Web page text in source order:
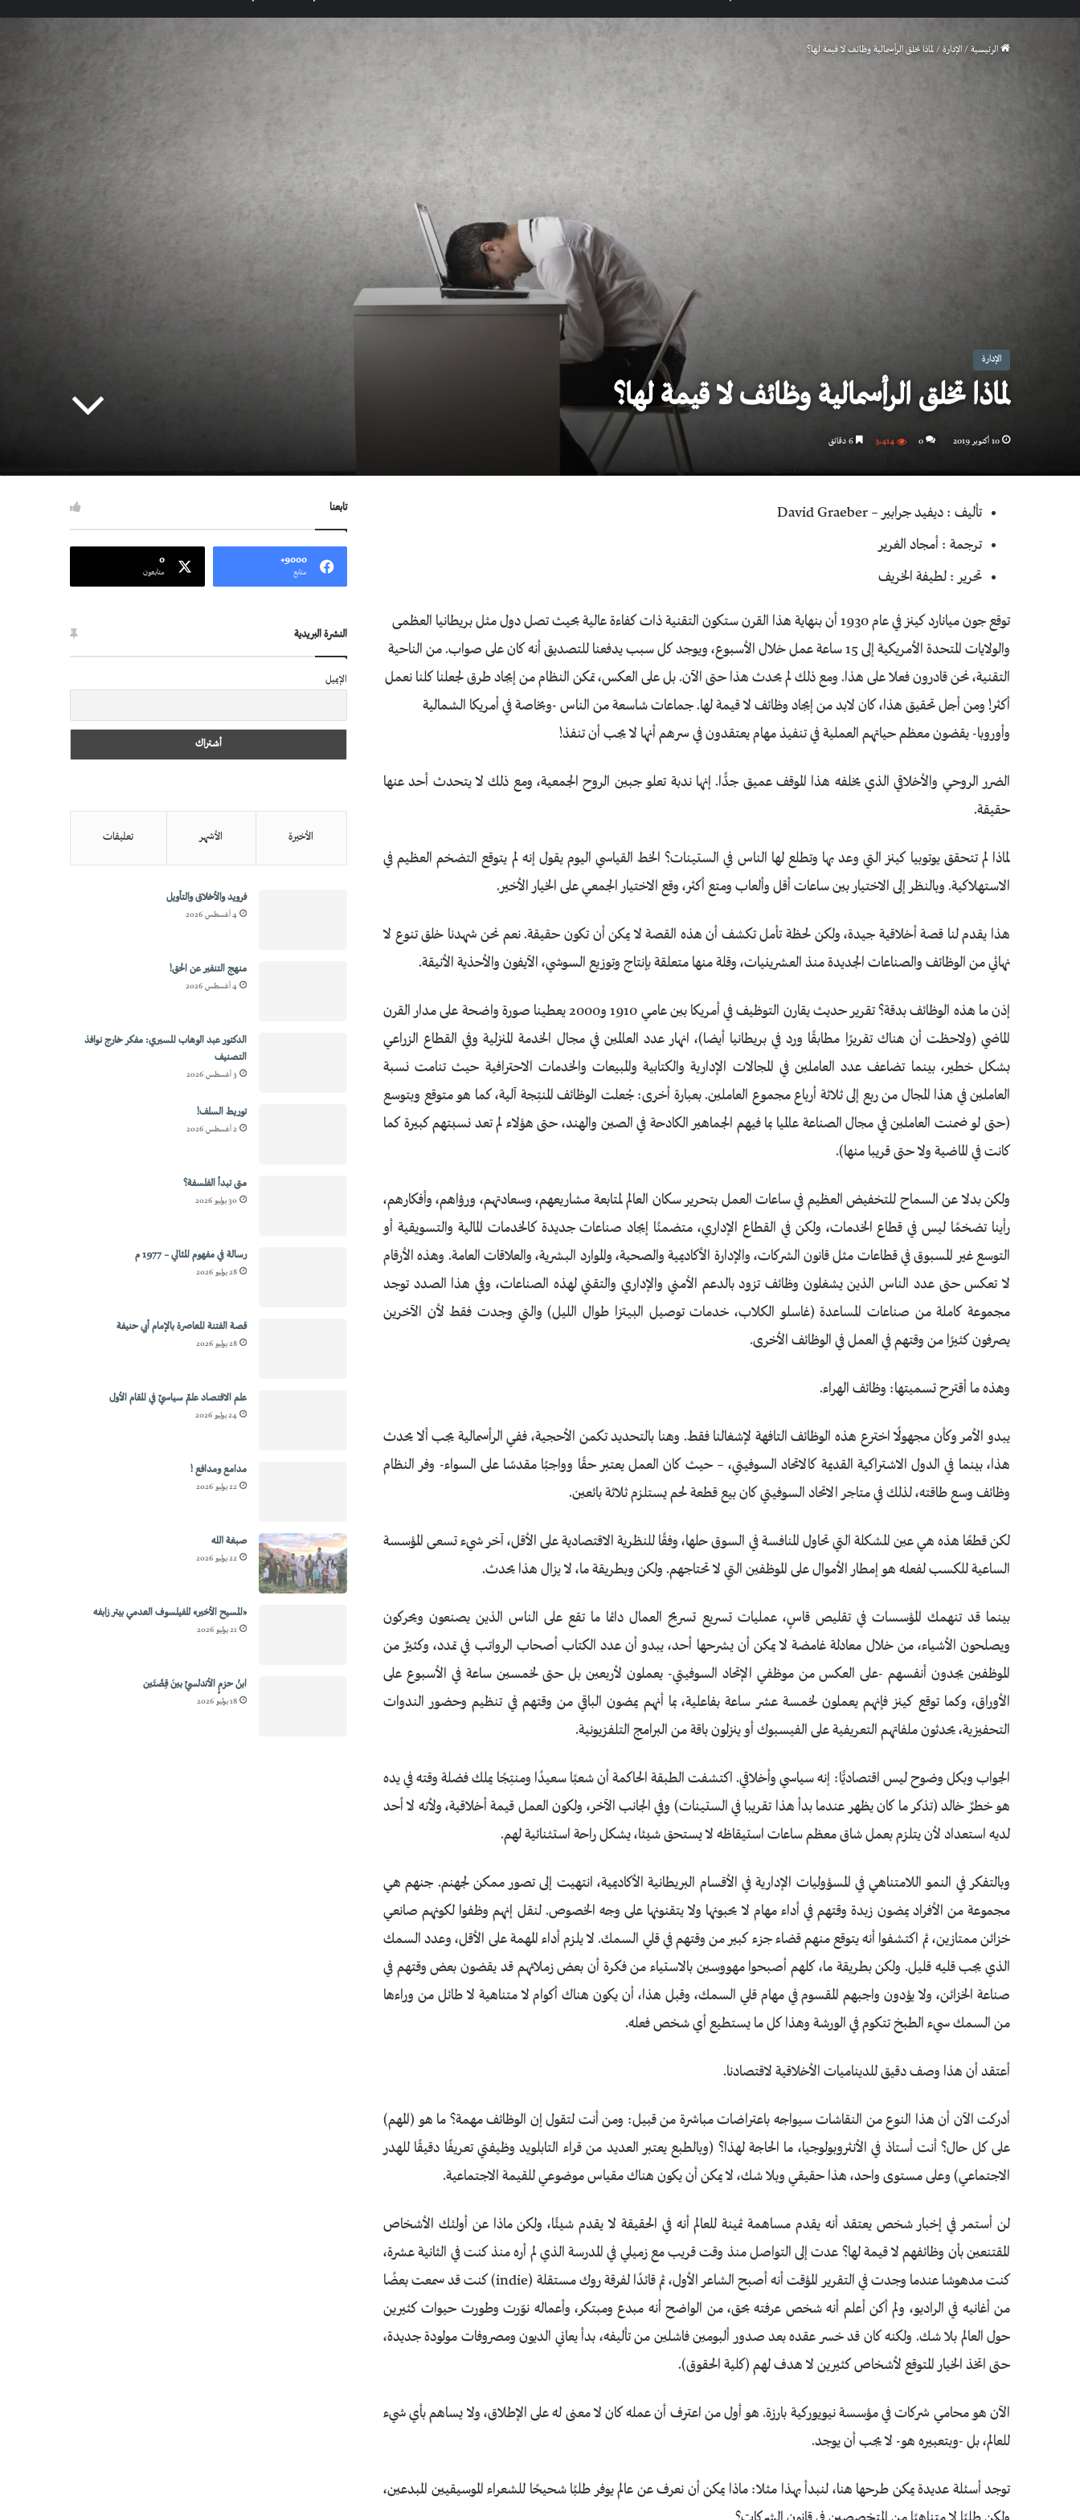
الرئيسية / الإدارة / لماذا تخلق الرأسمالية وظائف لا قيمة لها؟
الإدارة
لماذا تخلق الرأسمالية وظائف لا قيمة لها؟
10 أكتوبر 2019 0 3٬414
تأليف : ديفيد جرابير – David Graeber
ترجمة : أمجاد الغرير
تحرير : لطيفة الخريف
توقع جون ميانارد كينز في عام 1930 أن بنهاية هذا القرن ستكون التقنية ذات كفاءة عالية بحيث تصل دول مثل بريطانيا العظمى
والولايات المتحدة الأمريكية إلى 15 ساعة عمل خلال الأسبوع، ويوجد كل سبب يدفعنا للتصديق أنه كان على صواب. من الناحية
التقنية، نحن قادرون فعلا على هذا. ومع ذلك لم يحدث هذا حتى الآن. بل على العكس، تمكن النظام من إيجاد طرق لجعلنا كلنا نعمل
أكثر! ومن أجل تحقيق هذا، كان لابد من إيجاد وظائف لا قيمة لها. جماعات شاسعة من الناس -وبخاصة في أمريكا الشمالية
وأوروبا- يقضون معظم حياتهم العملية في تنفيذ مهام يعتقدون في سرهم أنها لا يجب أن تنفذ!
الضرر الروحي والأخلاقي الذي يخلفه هذا الموقف عميق جدًّا. إنها ندبة تعلو جبين الروح الجمعية، ومع ذلك لا يتحدث أحد عنها
حقيقة.
لماذا لم تتحقق يوتوبيا كينز التي وعد بها وتطلع لها الناس في الستينات؟ الخط القياسي اليوم يقول إنه لم يتوقع التضخم العظيم في
الاستهلاكية. وبالنظر إلى الاختيار بين ساعات أقل وألعاب ومتع أكثر، وقع الاختيار الجمعي على الخيار الأخير.
هذا يقدم لنا قصة أخلاقية جيدة، ولكن لحظة تأمل تكشف أن هذه القصة لا يمكن أن تكون حقيقة. نعم نحن شهدنا خلق تنوع لا
نهائي من الوظائف والصناعات الجديدة منذ العشرينيات، وقلة منها متعلقة بإنتاج وتوزيع السوشي، الآيفون والأحذية الأنيقة.
إذن ما هذه الوظائف بدقة؟ تقرير حديث يقارن التوظيف في أمريكا بين عامي 1910 و2000 يعطينا صورة واضحة على مدار القرن
الماضي (ولاحظت أن هناك تقريرًا مطابقًا ورد في بريطانيا أيضا)، انهار عدد العالمين في مجال الخدمة المنزلية وفي القطاع الزراعي
بشكل خطير، بينما تضاعف عدد العاملين في المجالات الإدارية والكتابية والمبيعات والخدمات الاحترافية حيث تنامت نسبة
العاملين في هذا المجال من ربع إلى ثلاثة أرباع مجموع العاملين. بعبارة أخرى: جُعلت الوظائف المنتِجة آلية، كما هو متوقع وبتوسع
(حتى لو ضمنت العاملين في مجال الصناعة عالميا بما فيهم الجماهير الكادحة في الصين والهند، حتى هؤلاء لم تعد نسبتهم كبيرة كما
كانت في الماضية ولا حتى قريبا منها).
ولكن بدلا عن السماح للتخفيض العظيم في ساعات العمل بتحرير سكان العالم لمتابعة مشاريعهم، وسعادتهم، ورؤاهم، وأفكارهم،
رأينا تضخمًا ليس في قطاع الخدمات، ولكن في القطاع الإداري، متضمنًا إيجاد صناعات جديدة كـالخدمات المالية والتسويقية أو
التوسع غير المسبوق في قطاعات مثل قانون الشركات، والإدارة الأكاديمية والصحية، والموارد البشرية، والعلاقات العامة. وهذه الأرقام
لا تعكس حتى عدد الناس الذين يشغلون وظائف تزود بالدعم الأمني والإداري والتقني لهذه الصناعات، وفي هذا الصدد توجد
مجموعة كاملة من صناعات المساعدة (غاسلو الكلاب، خدمات توصيل البيتزا طوال الليل) والتي وجدت فقط لأن الآخرين
يصرفون كثيرًا من وقتهم في العمل في الوظائف الأخرى.
وهذه ما أقترح تسميتها: وظائف الهراء.
يبدو الأمر وكأن مجهولًا اخترع هذه الوظائف التافهة لإشغالنا فقط. وهنا بالتحديد تكمن الأحجية، ففي الرأسمالية يجب ألا يحدث
هذا، بينما في الدول الاشتراكية القديمة كالاتحاد السوفيتي، – حيث كان العمل يعتبر حقًا وواجبًا مقدسًا على السواء- وفر النظام
وظائف وسع طاقته، لذلك في متاجر الاتحاد السوفيتي كان بيع قطعة لحم يستلزم ثلاثة بائعين.
لكن قطعًا هذه هي عين المشكلة التي تحاول المنافسة في السوق حلها، وفقًا للنظرية الاقتصادية على الأقل، آخر شيء تسعى المؤسسة
الساعية للكسب لفعله هو إمطار الأموال على الموظفين التي لا تحتاجهم. ولكن وبطريقة ما، لا يزال هذا يحدث.
بينما قد تنهمك المؤسسات في تقليص قاسٍ، عمليات تسريع تسريح العمال دائما ما تقع على الناس الذين يصنعون ويحركون
ويصلحون الأشياء، من خلال معادلة غامضة لا يمكن أن يشرحها أحد، يبدو أن عدد الكتاب أصحاب الرواتب في تمدد، وكثيرٌ من
الموظفين يجدون أنفسهم -على العكس من موظفي الإتحاد السوفيتي- يعملون لأربعين بل حتى لخمسين ساعة في الأسبوع على
الأوراق، وكما توقع كينز فإنهم يعملون لخمسة عشر ساعة بفاعلية، بما أنهم يمضون الباقي من وقتهم في تنظيم وحضور الندوات
التحفيزية، يحدثون ملفاتهم التعريفية على الفيسبوك أو ينزلون باقة من البرامج التلفزيونية.
الجواب وبكل وضوح ليس اقتصاديًّا: إنه سياسي وأخلاقي. اكتشفت الطبقة الحاكمة أن شعبًا سعيدًا ومنتِجًا يملك فضلة وقته في يده
هو خطرٌ خالد (تذكر ما كان يظهر عندما بدأ هذا تقريبا في الستينات) وفي الجانب الآخر، ولكون العمل قيمة أخلاقية، ولأنه لا أحد
لديه استعداد لأن يتلزم بعمل شاق معظم ساعات استيقاظه لا يستحق شيئا، يشكل راحة استثنائية لهم.
وبالتفكر في النمو اللامتناهي في المسؤوليات الإدارية في الأقسام البريطانية الأكاديمية، انتهيت إلى تصور ممكن لجهنم. جنهم هي
مجموعة من الأفراد يمضون زبدة وقتهم في أداء مهام لا يحبونها ولا يتقنونها على وجه الخصوص. لنقل إنهم وظفوا لكونهم صانعي
خزائن ممتازين، ثم اكتشفوا أنه يتوقع منهم قضاء جزء كبير من وقتهم في قلي السمك. لا يلزم أداء المهمة على الأقل، وعدد السمك
الذي يجب قليه قليل. ولكن بطريقة ما، كلهم أصبحوا مهووسين بالاستياء من فكرة أن بعض زملائهم قد يقضون بعض وقتهم في
صناعة الخزائن، ولا يؤدون واجبهم المقسوم في مهام قلي السمك، وقبل هذا، أن يكون هناك أكوام لا متناهية لا طائل من وراءها
من السمك سيء الطبخ تتكوم في الورشة وهذا كل ما يستطيع أي شخص فعله.
أعتقد أن هذا وصف دقيق للديناميات الأخلاقية لاقتصادنا.
أدركت الآن أن هذا النوع من النقاشات سيواجه باعتراضات مباشرة من قبيل: ومن أنت لتقول إن الوظائف مهمة؟ ما هو (المهم)
على كل حال؟ أنت أستاذ في الأنثروبولوجيا، ما الحاجة لهذا؟ (وبالطبع يعتبر العديد من قراء التابلويد وظيفتي تعريفًا دقيقًا للهدر
الاجتماعي) وعلى مستوى واحد، هذا حقيقي وبلا شك، لا يمكن أن يكون هناك مقياس موضوعي للقيمة الاجتماعية.
لن أستمر في إخبار شخص يعتقد أنه يقدم مساهمة ثمينة للعالم أنه في الحقيقة لا يقدم شيئًا، ولكن ماذا عن أولئك الأشخاص
المقتنعين بأن وظائفهم لا قيمة لها؟ عدت إلى التواصل منذ وقت قريب مع زميلي في المدرسة الذي لم أره منذ كنت في الثانية عشرة،
كنت مدهوشا عندما وجدت في التقرير المؤقت أنه أصبح الشاعر الأول، ثم قائدًا لفرقة روك مستقلة (indie) كنت قد سمعت بعضًا
من أغانيه في الراديو، ولم أكن أعلم أنه شخص عرفته بحق، من الواضح أنه مبدع ومبتكر، وأعماله نوّرت وطورت حيوات كثيرين
حول العالم بلا شك. ولكنه كان قد خسر عقده بعد صدور ألبومين فاشلين من تأليفه، بدأ يعاني الديون ومصروفات مولودة جديدة،
حتى اتخذ الخيار المتوقع لأشخاص كثيرين لا هدف لهم (كلية الحقوق).
الآن هو محامي شركات في مؤسسة نيويوركية بارزة. هو أول من اعترف أن عمله كان لا معنى له على الإطلاق، ولا يساهم بأي شيء
للعالم، بل -وبتعبيره هو- لا يجب أن يوجد.
توجد أسئلة عديدة يمكن طرحها هنا، لنبدأ بهذا مثلا: ماذا يمكن أن نعرف عن عالم يوفر طلبًا شحيحًا للشعراء الموسيقيين المبدعين،
تابعنا
9000+
متابع
0
متابعون
النشرة البريدية
الإيميل
الأخيرة الأشهر تعليقات
فرويد والأخلاق والتأويل
4 أغسطس 2026
منهج التنفير عن الحق!
4 أغسطس 2026
الدكتور عبد الوهاب المسيري: مفكر خارج نوافذ
التصنيف
3 أغسطس 2026
توريط السلف!
2 أغسطس 2026
متى تبدأ الفلسفة؟
30 يوليو 2026
رسالة في مفهوم المثالي – 1977 م
28 يوليو 2026
قصة الفتنة المعاصرة بالإمام أبي حنيفة
28 يوليو 2026
علم الاقتصاد علمٌ سياسيٌ في المقام الأول
24 يوليو 2026
مدامع ومدافع !
22 يوليو 2026
صبغة الله
22 يوليو 2026
«المسيح الأخير» للفيلسوف العدمي بيتر زابفه
21 يوليو 2026
ابنُ حزمٍ الأندلسيِّ بينَ قِصَّتَين
18 يوليو 2026